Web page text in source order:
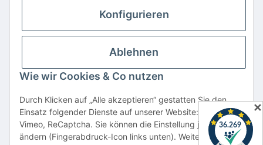
Große Auswahl an Netzteilen und Ladegeräten
Schnelle Lieferung
Hohe Lagerverfügbarkeit
Vertrag widerrufen
* Alle Preise inkl. gesetzlicher USt., zzgl.Versand
Alle verwendeten Markennamen u. Bezeichnungen sind eingetragene Warenzeichen
Konfigurieren
Ablehnen
Wie wir Cookies & Co nutzen
Durch Klicken auf „Alle akzeptieren“ gestatten Sie den
Einsatz folgender Dienste auf unserer Website: YouTube,
Vimeo, ReCaptcha. Sie können die Einstellung jederzeit
ändern (Fingerabdruck-Icon links unten). Weitere Details
✕